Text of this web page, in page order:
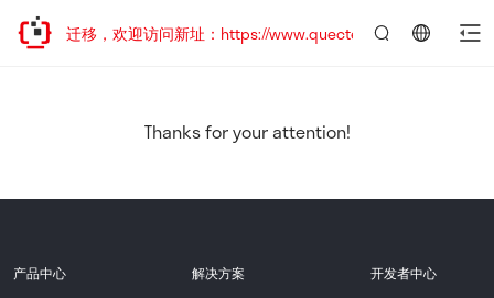
地址已迁移，欢迎访问新址：https://www.quectel.com.cn
Thanks for your attention!
产品中心 解决方案 开发者中心